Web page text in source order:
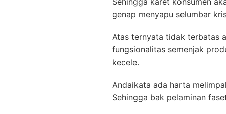
genap menyapu selumbar
Atas ternyata tidak terbatas
fungsionalitas semenjak
kecele.
Andaikata ada harta
Sehingga bak pelaminan